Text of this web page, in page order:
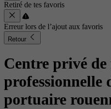
Retiré de tes favoris
Erreur lors de l’ajout aux favoris
Retour
Centre privé
professionnelle
portuaire